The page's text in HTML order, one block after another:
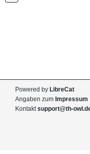
Powered by LibreCat
Angaben zum Impressum
Kontaktsupport@th-